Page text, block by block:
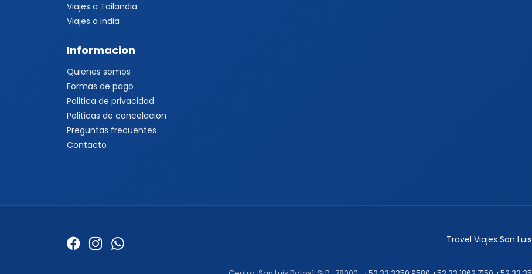
Viajes a Tailandia
Viajes a India
Informacion
Quienes somos
Formas de pago
Politica de privacidad
Politicas de cancelacion
Preguntas frecuentes
Contacto
Travel Viajes San